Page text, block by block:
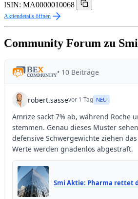
ISIN: MA0000010068
Aktiendetails öffnen
Community Forum zu Smi